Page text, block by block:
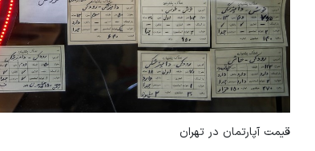
قیمت آپارتمان در تهران